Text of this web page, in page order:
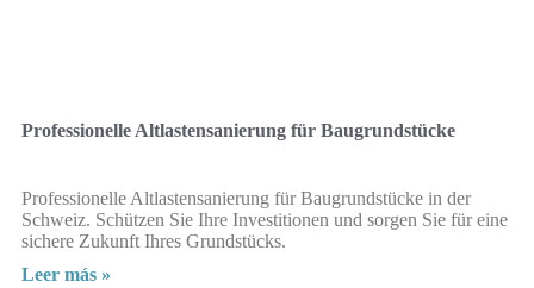
Professionelle Altlastensanierung für Baugrundstücke
Professionelle Altlastensanierung für Baugrundstücke in der
Schweiz. Schützen Sie Ihre Investitionen und sorgen Sie für eine
sichere Zukunft Ihres Grundstücks.
Leer más »